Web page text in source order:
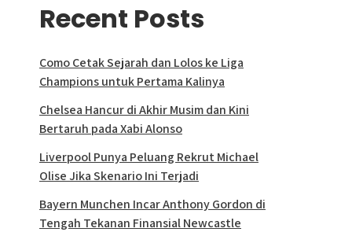
Recent Posts
Como Cetak Sejarah dan Lolos ke Liga
Champions untuk Pertama Kalinya
Chelsea Hancur di Akhir Musim dan Kini
Bertaruh pada Xabi Alonso
Liverpool Punya Peluang Rekrut Michael
Olise Jika Skenario Ini Terjadi
Bayern Munchen Incar Anthony Gordon di
Tengah Tekanan Finansial Newcastle